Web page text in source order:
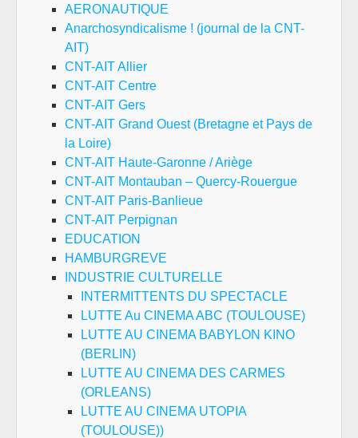
AERONAUTIQUE
Anarchosyndicalisme ! (journal de la CNT-
AIT)
CNT-AIT Allier
CNT-AIT Centre
CNT-AIT Gers
CNT-AIT Grand Ouest (Bretagne et Pays de
la Loire)
CNT-AIT Haute-Garonne / Ariège
CNT-AIT Montauban – Quercy-Rouergue
CNT-AIT Paris-Banlieue
CNT-AIT Perpignan
EDUCATION
HAMBURGREVE
INDUSTRIE CULTURELLE
INTERMITTENTS DU SPECTACLE
LUTTE Au CINEMA ABC (TOULOUSE)
LUTTE AU CINEMA BABYLON KINO
(BERLIN)
LUTTE AU CINEMA DES CARMES
(ORLEANS)
LUTTE AU CINEMA UTOPIA
(TOULOUSE))